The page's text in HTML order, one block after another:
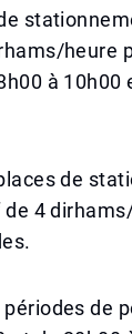
heure
à 10h00
de
4
périodes de